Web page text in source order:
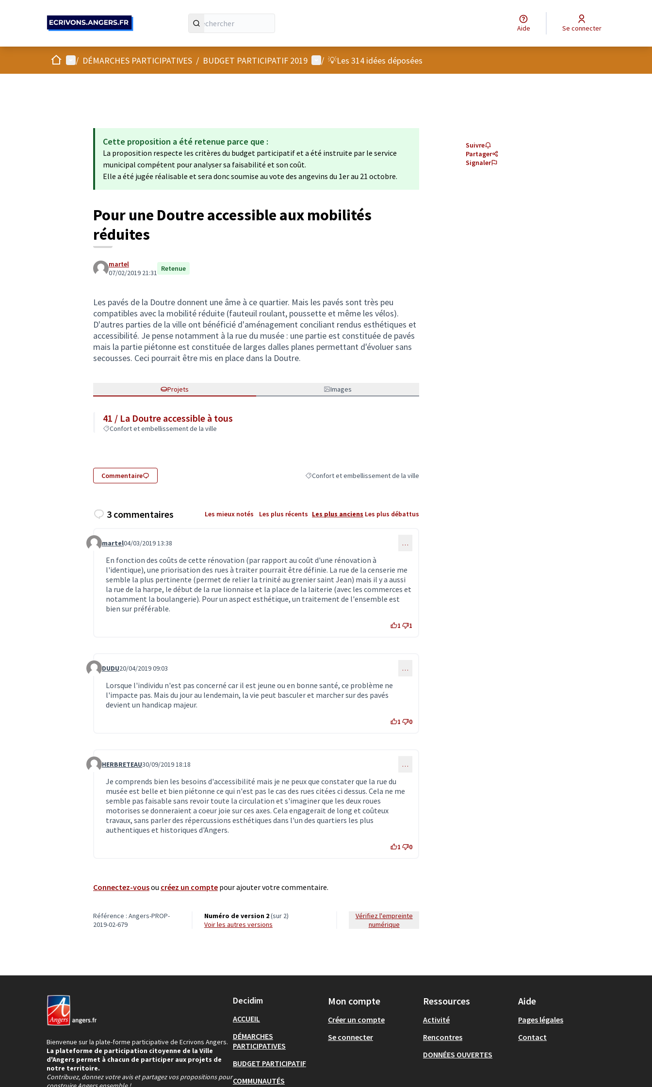
Aide Se connecter
AccueilMenu principal
/ DÉMARCHES PARTICIPATIVES / BUDGET PARTICIPATIF 2019 Menu utilisateur
/ 💡Les 314 idées déposées
Cette proposition a été retenue parce que :
La proposition respecte les critères du budget participatif et a été instruite par le service
municipal compétent pour analyser sa faisabilité et son coût.
Elle a été jugée réalisable et sera donc soumise au vote des angevins du 1er au 21 octobre.
Pour une Doutre accessible aux mobilités
réduites
martel
07/02/2019 21:31 Retenue
Les pavés de la Doutre donnent une âme à ce quartier. Mais les pavés sont très peu
compatibles avec la mobilité réduite (fauteuil roulant, poussette et même les vélos).
D'autres parties de la ville ont bénéficié d'aménagement conciliant rendus esthétiques et
accessibilité. Je pense notamment à la rue du musée : une partie est constituée de pavés
mais la partie piétonne est constituée de larges dalles planes permettant d'évoluer sans
secousses. Ceci pourrait être mis en place dans la Doutre.
Projets Images
41 / La Doutre accessible à tous
Confort et embellissement de la ville
Commentaire Filtrer les résultats de la catégorie : Confort et embellissement de la ville
Confort et embellissement de la ville
Suivre
Partager
Signaler
3 commentaires Les mieux notés Les plus récents Les plus anciens Les plus débattus
Commentaire 1304
martel04/03/2019 13:38 …
En fonction des coûts de cette rénovation (par rapport au coût d'une rénovation à
l'identique), une priorisation des rues à traiter pourrait être définie. La rue de la censerie me
semble la plus pertinente (permet de relier la trinité au grenier saint Jean) mais il y a aussi
la rue de la harpe, le début de la rue lionnaise et la place de la laiterie (avec les commerces et
notamment la boulangerie). Pour un aspect esthétique, un traitement de l'ensemble est
bien sur préférable.
1 1
Commentaire 1451
DUDU20/04/2019 09:03 …
Lorsque l'individu n'est pas concerné car il est jeune ou en bonne santé, ce problème ne
l'impacte pas. Mais du jour au lendemain, la vie peut basculer et marcher sur des pavés
devient un handicap majeur.
1 0
Commentaire 1629
HERBRETEAU30/09/2019 18:18 …
Je comprends bien les besoins d'accessibilité mais je ne peux que constater que la rue du
musée est belle et bien piétonne ce qui n'est pas le cas des rues citées ci dessus. Cela ne me
semble pas faisable sans revoir toute la circulation et s'imaginer que les deux roues
motorises se donneraient a coeur joie sur ces axes. Cela engagerait de long et coûteux
travaux, sans parler des répercussions esthétiques dans l'un des quartiers les plus
authentiques et historiques d'Angers.
1 0
Connectez-vousou créez un compte pour ajouter votre commentaire.
Référence : Angers-PROP-
2019-02-679
Numéro de version 2(sur 2)
voir les autres versions
Vérifiez l'empreinte
numérique
Bienvenue sur la plate-forme participative de Ecrivons Angers.
La plateforme de participation citoyenne de la Ville
d'Angers permet à chacun de participer aux projets de
notre territoire.
Contribuez, donnez votre avis et partagez vos propositions pour
Decidim
ACCUEIL
DÉMARCHES
PARTICIPATIVES
BUDGET PARTICIPATIF
COMMUNAUTÉS
Mon compte
Créer un compte
Se connecter
Ressources
Activité
Rencontres
DONNÉES OUVERTES
Aide
Pages légales
Contact